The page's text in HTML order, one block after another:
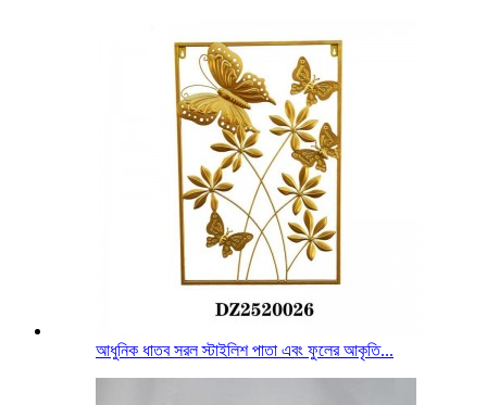
আধুনিক ধাতব সরল স্টাইলিশ পাতা এবং ফুলের আকৃতি...